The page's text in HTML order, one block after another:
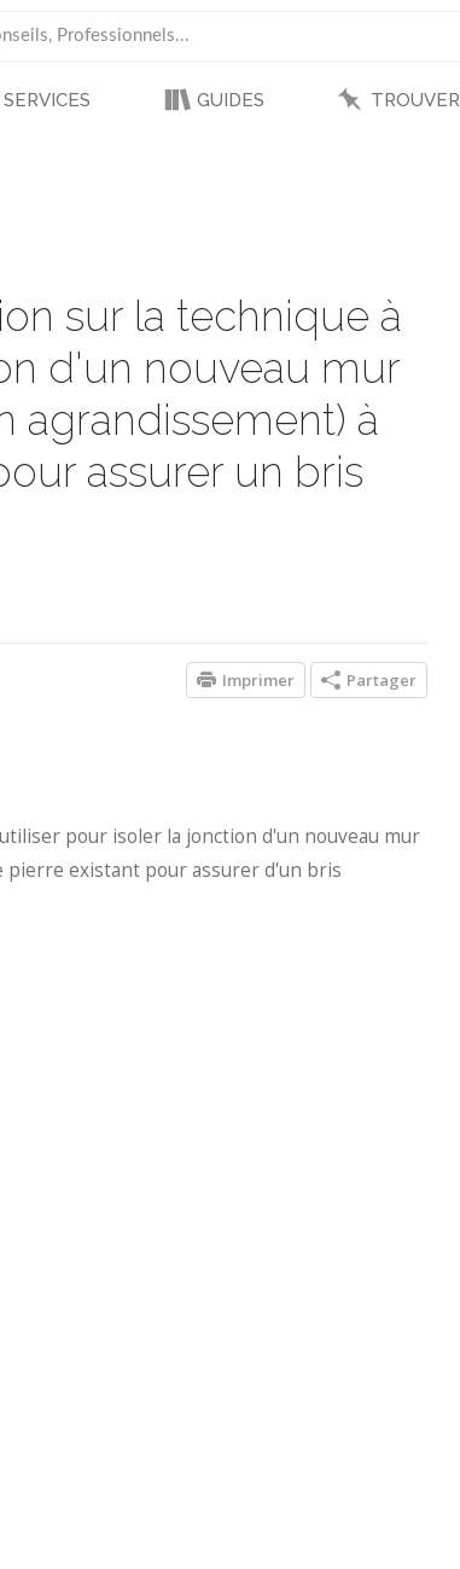
SERVICES GUIDES TROUVER
sur la technique à
d'un nouveau mur
agrandissement) à
assurer un bris
Partager
Imprimer
pour isoler la jonction d'un nouveau mur
pierre existant pour assurer d'un bris